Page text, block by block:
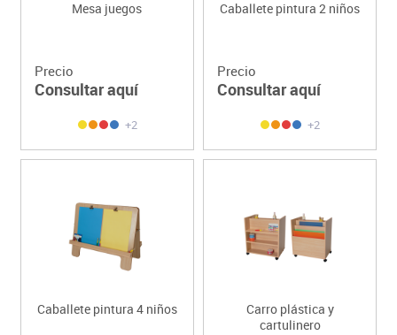
Mesa juegos
Precio
Consultar aquí
+2
Caballete pintura 2 niños
Precio
Consultar aquí
+2
Caballete pintura 4 niños
Carro plástica y
cartulinero